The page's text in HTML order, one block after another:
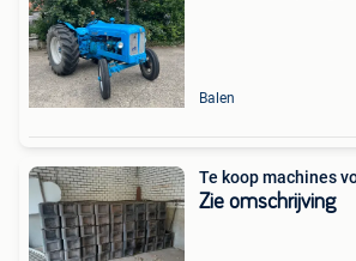
Balen
Te koop machines
Zie omschrijving